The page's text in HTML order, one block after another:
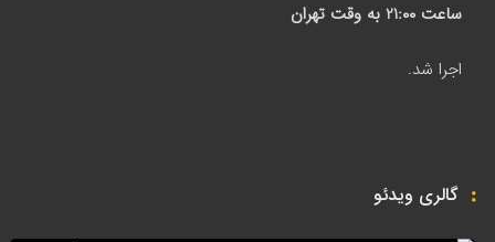
ساعت 21:۰۰ به وقت تهران
اجرا شد.
گالری ویدئو